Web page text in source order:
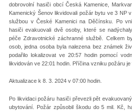
dobrovolní hasiči obcí Česká Kamenice,
Kamenický Šenov likvidovali požár bytu ve 3 NP
službou v České Kamenici na Děčínsku. Po
hasiči evakuovali dvě osoby, které se
péče Zdravotnické záchranné službě. Celkem
osob, jedna osoba byla nalezena bez známek
podařilo lokalizovat ve 20:57 hodin pomocí
likvidován ve 22:01 hodin. Příčina vzniku požáru je
Aktualizace k 8. 3. 2024 v 07:00 hodin.
Po likvidaci požáru hasiči převezli pět
ubytování. Požár způsobil škodu do 5 mil. Kč,